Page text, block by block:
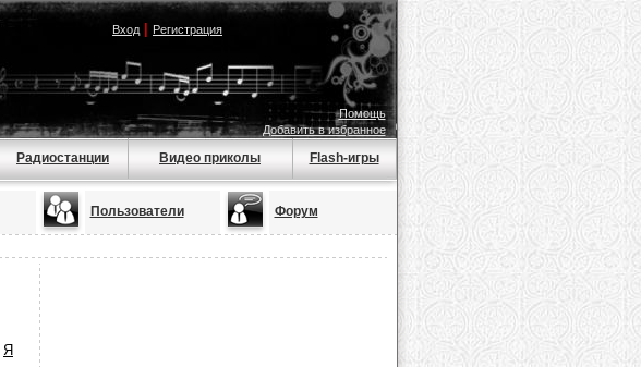
Вход| Регистрация
Помощь
Добавить в избранное
Радиостанции Видео приколы Flash-игры
Пользователи Форум
Я